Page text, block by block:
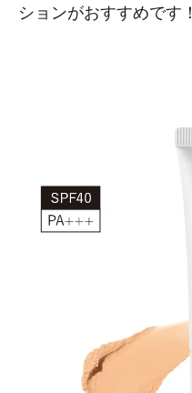
ションがおすすめです！